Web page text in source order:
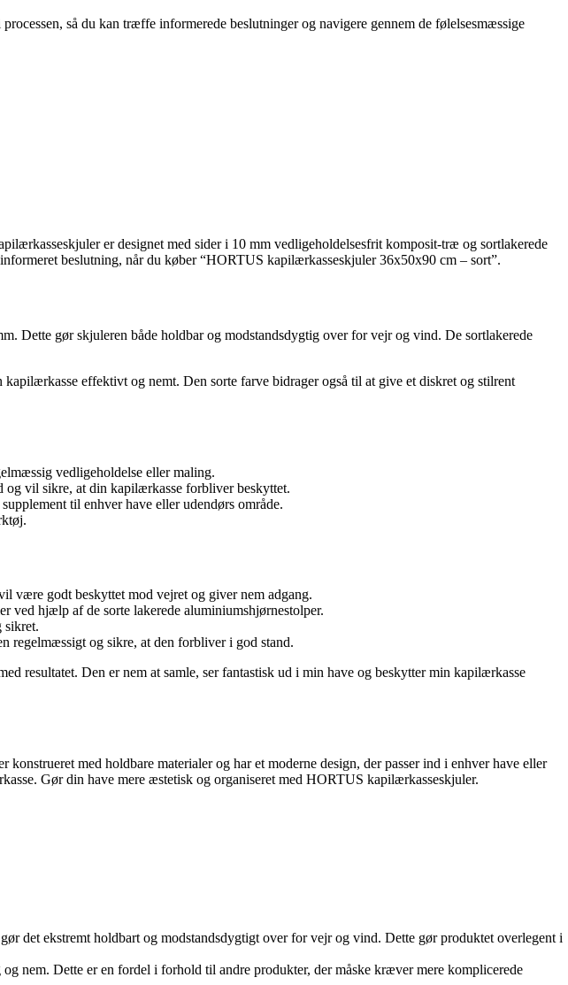
så du kan træffe informerede beslutninger og navigere gennem de følelsesmæssige
er designet med sider i 10 mm vedligeholdelsesfrit komposit-træ og sortlakerede
beslutning, når du køber “HORTUS kapilærkasseskjuler 36x50x90 cm – sort”.
Dette gør skjuleren både holdbar og modstandsdygtig over for vejr og vind. De sortlakerede
effektivt og nemt. Den sorte farve bidrager også til at give et diskret og stilrent
vedligeholdelse eller maling.
vil sikre, at din kapilærkasse forbliver beskyttet.
til enhver have eller udendørs område.
være godt beskyttet mod vejret og giver nem adgang.
ved hjælp af de sorte lakerede aluminiumshjørnestolper.
sikret.
regelmæssigt og sikre, at den forbliver i god stand.
resultatet. Den er nem at samle, ser fantastisk ud i min have og beskytter min kapilærkasse
med holdbare materialer og har et moderne design, der passer ind i enhver have eller
Gør din have mere æstetisk og organiseret med HORTUS kapilærkasseskjuler.
det ekstremt holdbart og modstandsdygtigt over for vejr og vind. Dette gør produktet overlegent i
nem. Dette er en fordel i forhold til andre produkter, der måske kræver mere komplicerede